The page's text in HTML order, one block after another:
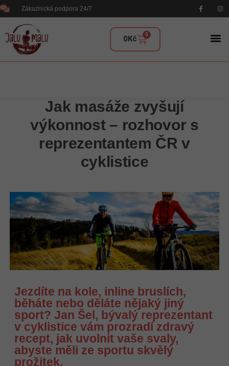
Zákaznická podpora 24/7
0Kč 0
Jak masáže zvyšují
výkonnost – rozhovor s
reprezentantem ČR v
cyklistice
Jezdíte na kole, inline bruslích,
běháte nebo děláte nějaký jiný
sport? Jan Šel, bývalý reprezentant
v cyklistice vám prozradí zdravý
recept, jak uvolnit vaše svaly,
abyste měli ze sportu skvělý
prožitek.